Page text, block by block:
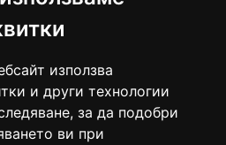
използва
и други технологии
за да подобри
ви при
43